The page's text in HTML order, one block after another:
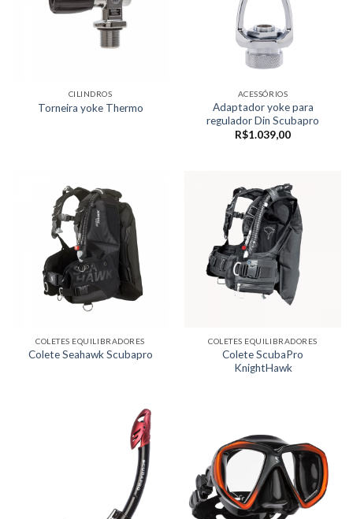
CILINDROS
Torneira yoke Thermo
ACESSÓRIOS
Adaptador yoke para
regulador Din Scubapro
R$1.039,00
COLETES EQUILIBRADORES
Colete Seahawk Scubapro
COLETES EQUILIBRADORES
Colete ScubaPro
KnightHawk